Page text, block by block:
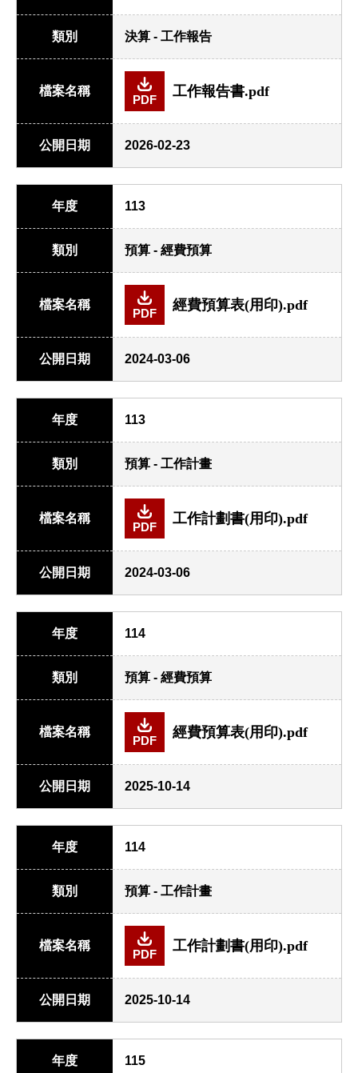
類別 決算 - 工作報告
檔案名稱
PDF
工作報告書.pdf
公開日期 2026-02-23
年度 113
類別 預算 - 經費預算
檔案名稱
PDF
經費預算表(用印).pdf
公開日期 2024-03-06
年度 113
類別 預算 - 工作計畫
檔案名稱
PDF
工作計劃書(用印).pdf
公開日期 2024-03-06
年度 114
類別 預算 - 經費預算
檔案名稱
PDF
經費預算表(用印).pdf
公開日期 2025-10-14
年度 114
類別 預算 - 工作計畫
檔案名稱
PDF
工作計劃書(用印).pdf
公開日期 2025-10-14
年度 115